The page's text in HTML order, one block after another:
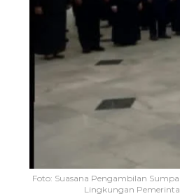
Foto: Suasana Pengambilan
Lingkungan